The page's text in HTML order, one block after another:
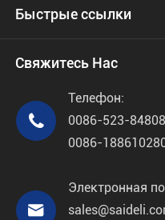
Быстрые ссылки
Свяжитесь Нас

Телефон:
0086-523-
0086-

Электронная